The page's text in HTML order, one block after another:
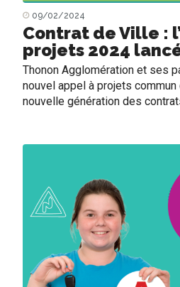
09/02/2024
Contrat de Ville :
projets 2024
Thonon Agglomération et ses
nouvel appel à projets
nouvelle génération des